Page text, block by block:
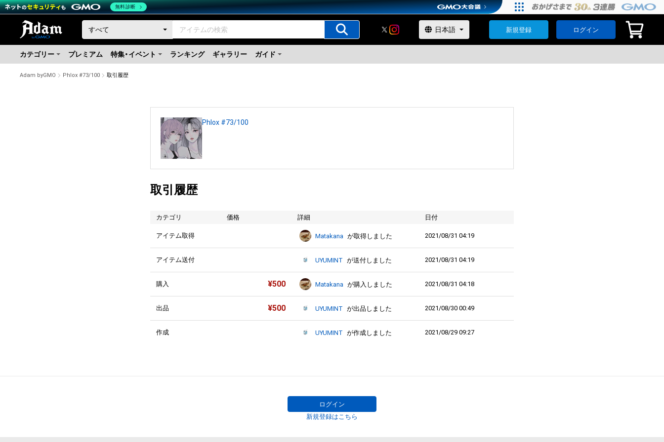
新規登録 ログイン
カテゴリー プレミアム 特集・イベント ランキング ギャラリー ガイド
Adam byGMO Phlox #73/100 取引履歴
Phlox #73/100
取引履歴
カテゴリ 価格 詳細 日付
アイテム取得 Matakana が取得しました 2021/08/31 04:19
アイテム送付 UYUMINT が送付しました 2021/08/31 04:19
購入 ¥500 Matakana が購入しました 2021/08/31 04:18
出品 ¥500 UYUMINT が出品しました 2021/08/30 00:49
作成 UYUMINT が作成しました 2021/08/29 09:27
ログイン
新規登録はこちら
無料診断